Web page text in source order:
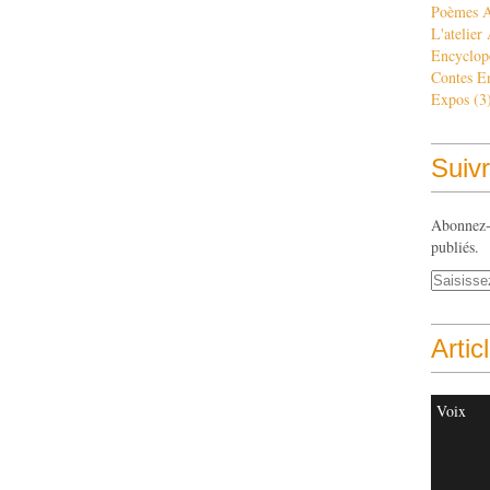
Poèmes
L'atelier
Contes
Expos
publiés.
Voix